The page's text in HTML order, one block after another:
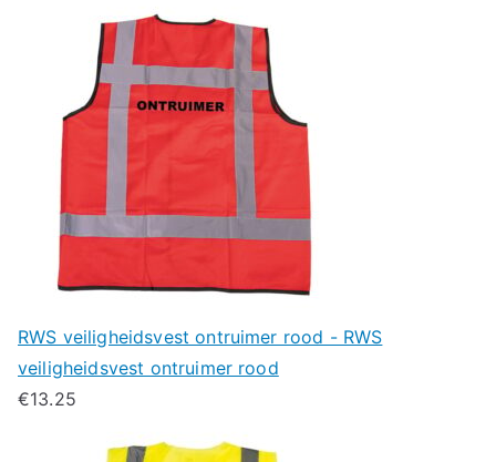
RWS veiligheidsvest ontruimer rood - RWS
veiligheidsvest ontruimer rood
€13.25